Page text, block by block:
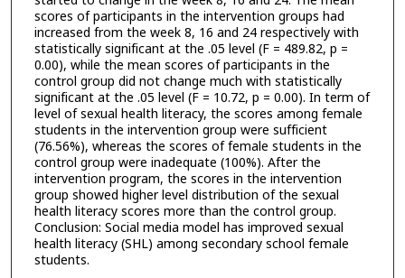
scores of participants in the intervention groups had
increased from the week 8, 16 and 24 respectively with
statistically significant at the .05 level (F = 489.82, p =
0.00), while the mean scores of participants in the
control group did not change much with statistically
significant at the .05 level (F = 10.72, p = 0.00). In term of
level of sexual health literacy, the scores among female
students in the intervention group were sufficient
(76.56%), whereas the scores of female students in the
control group were inadequate (100%). After the
intervention program, the scores in the intervention
group showed higher level distribution of the sexual
health literacy scores more than the control group.
Conclusion: Social media model has improved sexual
health literacy (SHL) among secondary school female
students.